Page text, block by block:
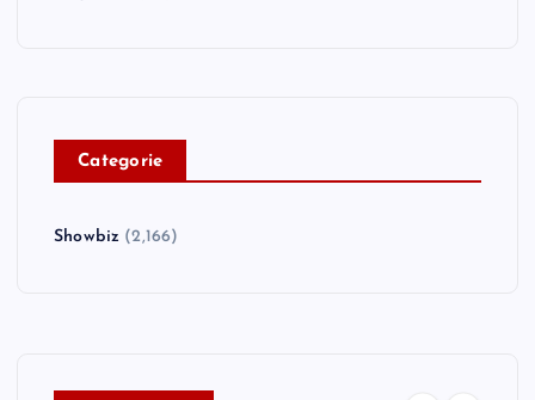
Categorie
Showbiz (2,166)